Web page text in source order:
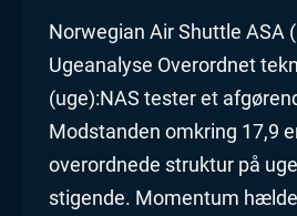
Norwegian Air Shuttle ASA
Ugeanalyse Overordnet
(uge):NAS tester et
Modstanden omkring 17,9
overordnede struktur på
stigende. Momentum